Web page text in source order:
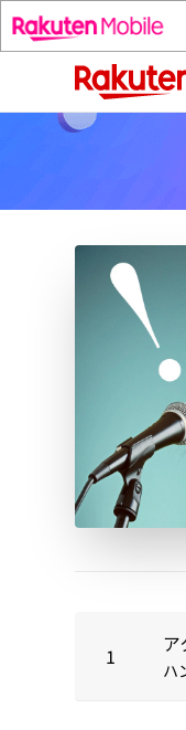
1 ア
ハ